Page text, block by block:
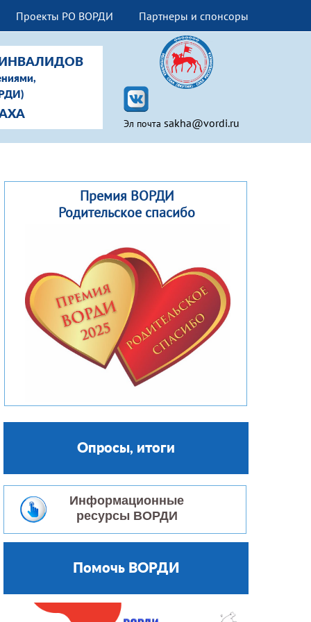
Проекты РО ВОРДИ Партнеры и спонсоры
Эл почта sakha@vordi.ru
ИНВАЛИДОВ
Опросы, итоги
Информационные
ресурсы ВОРДИ
Премия ВОРДИ
Родительское спасибо
Помочь ВОРДИ